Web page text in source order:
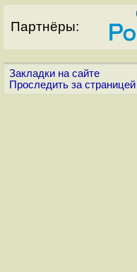
Партнёры:
Закладки на сайте
Проследить за страницей